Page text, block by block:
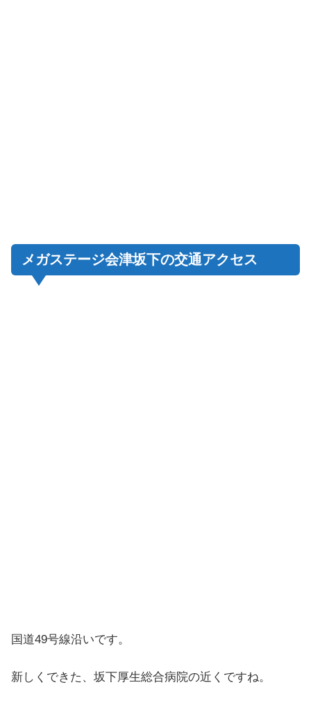
メガステージ会津坂下の交通アクセス
国道49号線沿いです。
新しくできた、坂下厚生総合病院の近くですね。